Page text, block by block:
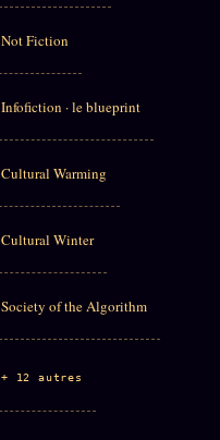
Not Fiction
Infofiction · le blueprint
Cultural Warming
Cultural Winter
Society of the Algorithm
+ 12 autres